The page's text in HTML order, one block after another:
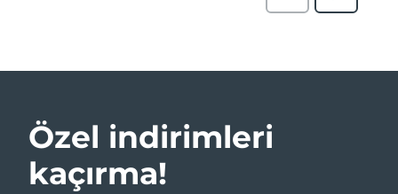
Özel indirimleri
kaçırma!